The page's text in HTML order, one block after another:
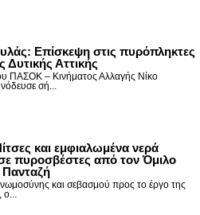
Επίσκεψη στις πυρόπληκτες
Δυτικής Αττικής
ΠΑΣΟΚ – Κινήματος Αλλαγής Νίκο
σή...
και εμφιαλωμένα νερά
πυροσβέστες από τον Όμιλο
και σεβασμού προς το έργο της
ο...